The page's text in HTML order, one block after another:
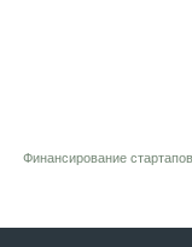
Финансирование